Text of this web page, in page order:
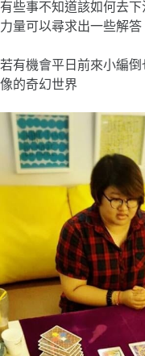
有些事不知道該如何去
力量可以尋求出一些解答
若有機會平日前來小編
像的奇幻世界